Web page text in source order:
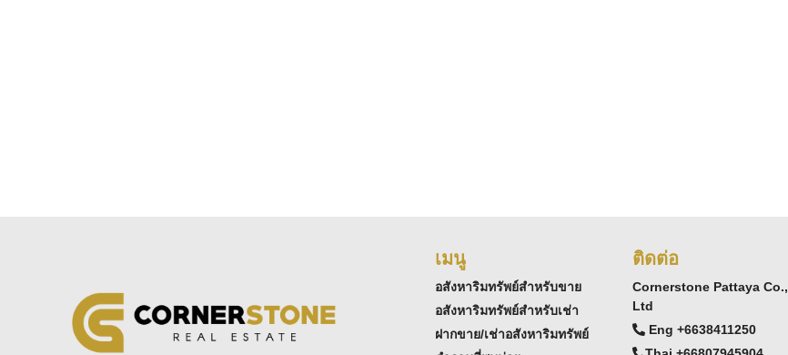
เมนู
อสังหาริมทรัพย์สำหรับขาย
อสังหาริมทรัพย์สำหรับเช่า
ฝากขาย/เช่าอสังหาริมทรัพย์
ติดต่อ
Cornerstone Pattaya Co.,
Ltd
Eng +6638411250